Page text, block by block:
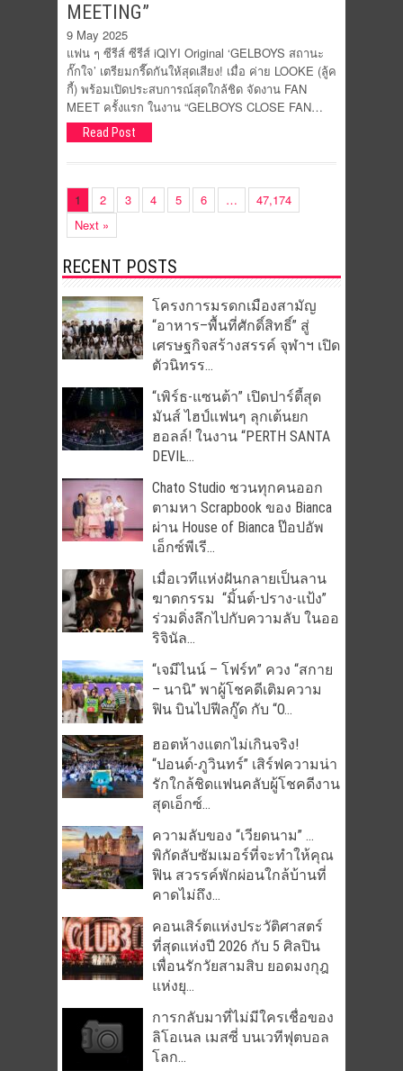
MEETING”
9 May 2025
แฟน ๆ ซีรีส์ ซีรีส์ iQIYI Original ‘GELBOYS สถานะ
กั๊กใจ’ เตรียมกรี๊ดกันให้สุดเสียง! เมื่อ ค่าย LOOKE (ลู้ค
กี้) พร้อมเปิดประสบการณ์สุดใกล้ชิด จัดงาน FAN
MEET ครั้งแรก ในงาน “GELBOYS CLOSE FAN…
Read Post
1 2 3 4 5 6 …
47,174
Next »
RECENT POSTS
โครงการมรดกเมืองสามัญ
“อาหาร–พื้นที่ศักดิ์สิทธิ์” สู่
เศรษฐกิจสร้างสรรค์ จุฬาฯ เปิด
ตัวนิทรร...
“เพิร์ธ-แซนต้า” เปิดปาร์ตี้สุด
มันส์ ไฮป์แฟนๆ ลุกเต้นยก
ฮอลล์! ในงาน “PERTH SANTA
DEVIL̵...
Chato Studio ชวนทุกคนออก
ตามหา Scrapbook ของ Bianca
ผ่าน House of Bianca ป๊อปอัพ
เอ็กซ์พีเรี...
เมื่อเวทีแห่งฝันกลายเป็นลาน
ฆาตกรรม “มิ้นต์-ปราง-แป้ง”
ร่วมดิ่งลึกไปกับความลับ ในออ
ริจินัล...
“เจมีไนน์ – โฟร์ท” ควง “สกาย
– นานิ” พาผู้โชคดีเติมความ
ฟิน บินไปฟีลกู๊ด กับ “O...
ฮอตห้างแตกไม่เกินจริง!
“ปอนด์-ภูวินทร์” เสิร์ฟความน่า
รักใกล้ชิดแฟนคลับผู้โชคดีงาน
สุดเอ็กซ์...
ความลับของ “เวียดนาม” …
พิกัดลับซัมเมอร์ที่จะทำให้คุณ
ฟิน สวรรค์พักผ่อนใกล้บ้านที่
คาดไม่ถึง...
คอนเสิร์ตแห่งประวัติศาสตร์
ที่สุดแห่งปี 2026 กับ 5 ศิลปิน
เพื่อนรักวัยสามสิบ ยอดมงกุฎ
แห่งยุ...
การกลับมาที่ไม่มีใครเชื่อของ
ลิโอเนล เมสซี่ บนเวทีฟุตบอล
โลก...